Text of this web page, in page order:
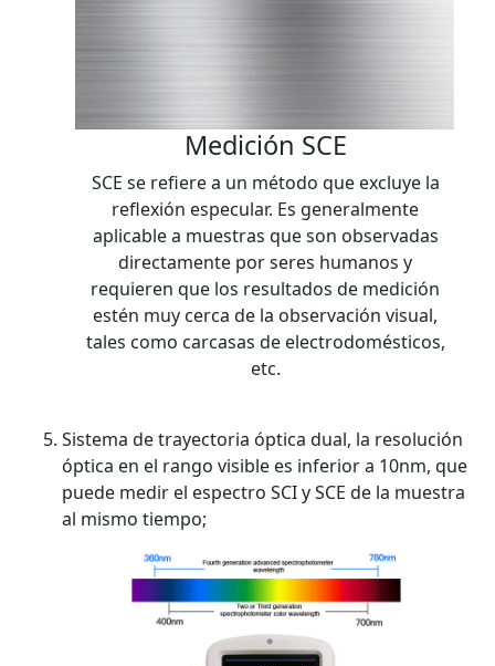
Medición SCE
SCE se refiere a un método que excluye la
reflexión especular. Es generalmente
aplicable a muestras que son observadas
directamente por seres humanos y
requieren que los resultados de medición
estén muy cerca de la observación visual,
tales como carcasas de electrodomésticos,
etc.
Sistema de trayectoria óptica dual, la resolución
óptica en el rango visible es inferior a 10nm, que
puede medir el espectro SCI y SCE de la muestra
al mismo tiempo;